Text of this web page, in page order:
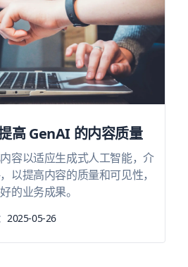
高 GenAI 的内容质量
容以适应生成式人工智能，介
以提高内容的质量和可见性，
的业务成果。
2025-05-26